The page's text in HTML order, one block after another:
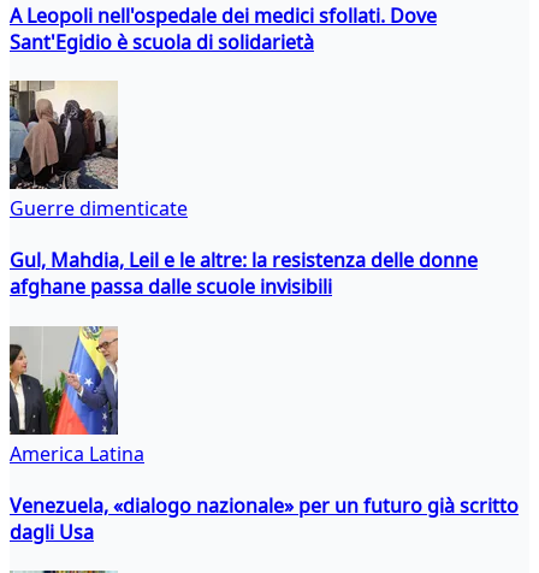
A Leopoli nell'ospedale dei medici sfollati. Dove
Sant'Egidio è scuola di solidarietà
Guerre dimenticate
Gul, Mahdia, Leil e le altre: la resistenza delle donne
afghane passa dalle scuole invisibili
America Latina
Venezuela, «dialogo nazionale» per un futuro già scritto
dagli Usa